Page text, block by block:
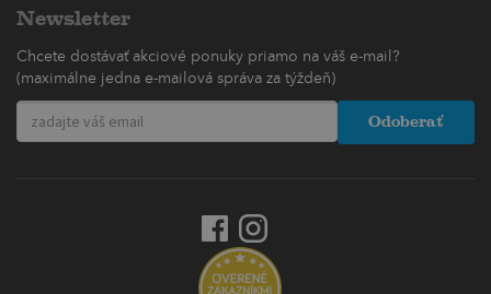
Newsletter
Chcete dostávať akciové ponuky priamo na váš e-mail?
(maximálne jedna e-mailová správa za týždeň)
Odoberať